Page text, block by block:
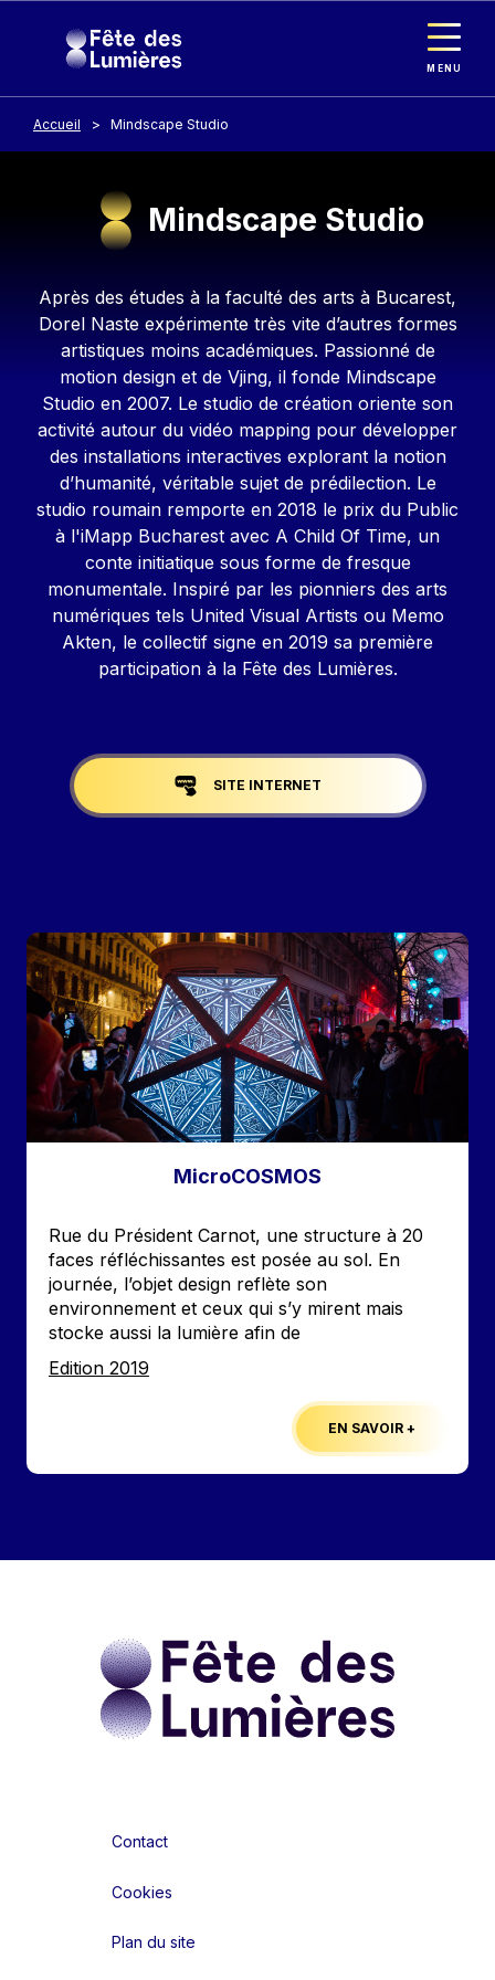
MENU
Accueil Mindscape Studio
Mindscape Studio
Contenu
Après des études à la faculté des arts à Bucarest,
Dorel Naste expérimente très vite d’autres formes
artistiques moins académiques. Passionné de
motion design et de Vjing, il fonde Mindscape
Studio en 2007. Le studio de création oriente son
activité autour du vidéo mapping pour développer
des installations interactives explorant la notion
d’humanité, véritable sujet de prédilection. Le
studio roumain remporte en 2018 le prix du Public
à l'iMapp Bucharest avec A Child Of Time, un
conte initiatique sous forme de fresque
monumentale. Inspiré par les pionniers des arts
numériques tels United Visual Artists ou Memo
Akten, le collectif signe en 2019 sa première
participation à la Fête des Lumières.
Liens réseaux
SITE INTERNET
Image
MicroCOSMOS
Rue du Président Carnot, une structure à 20
faces réfléchissantes est posée au sol. En
journée, l’objet design reflète son
environnement et ceux qui s’y mirent mais
stocke aussi la lumière afin de
Edition
Edition 2019
EN SAVOIR +
Contact
Cookies
Plan du site